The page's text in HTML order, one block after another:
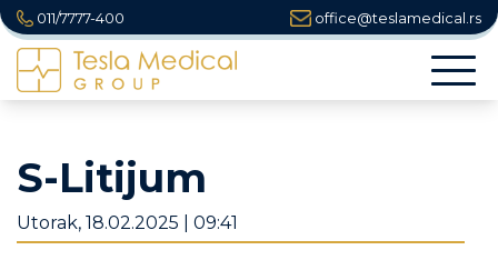
011/7777-400 office@teslamedical.rs
S-Litijum
Utorak, 18.02.2025 | 09:41